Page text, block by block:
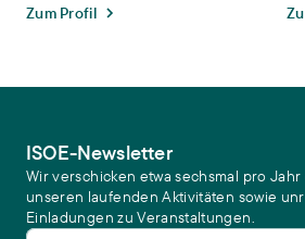
Zum Profil
ISOE-Newsletter
Wir verschicken etwa sechsmal pro
unseren laufenden Aktivitäten sowie
Einladungen zu Veranstaltungen.